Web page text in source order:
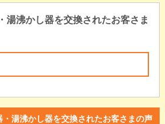
湯沸かし器を交換されたお客さま
湯沸かし器を交換されたお客さまの声